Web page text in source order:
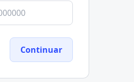
Continuar